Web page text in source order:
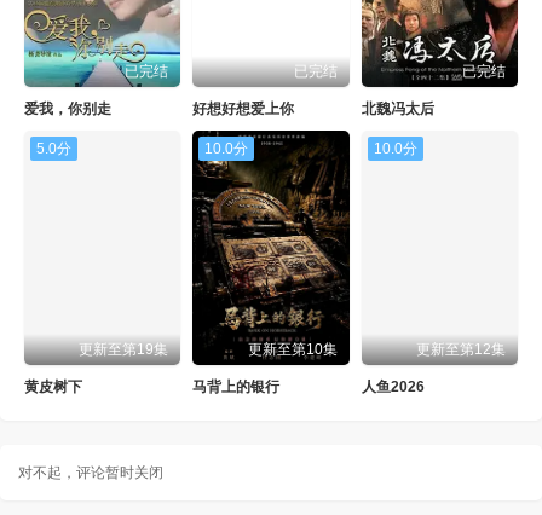
已完结
爱我，你别走
已完结
好想好想爱上你
已完结
北魏冯太后
5.0分
更新至第19集
黄皮树下
10.0分
更新至第10集
马背上的银行
10.0分
更新至第12集
人鱼2026
对不起，评论暂时关闭